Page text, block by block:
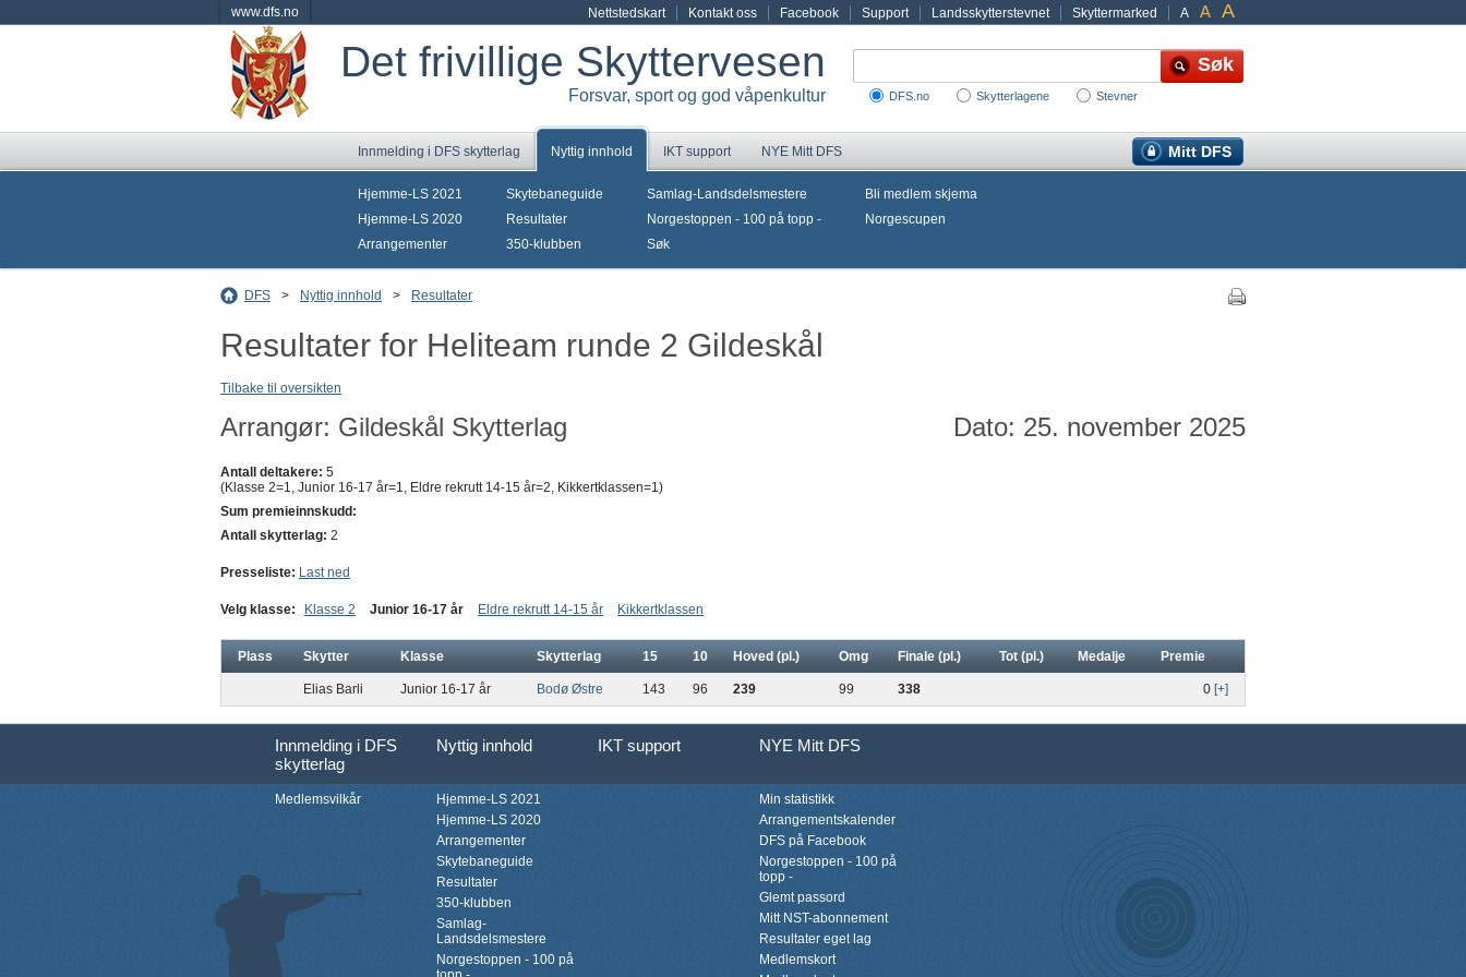
www.dfs.no A A A
Nettstedskart Kontakt oss Facebook Support Landsskytterstevnet Skyttermarked
Det frivillige Skyttervesen
Forsvar, sport og god våpenkultur DFS.no Skytterlagene Stevner
Innmelding i DFS skytterlag Nyttig innhold IKT support Mitt DFS
NYE Mitt DFS
Hjemme-LS 2021
Hjemme-LS 2020
Arrangementer
Skytebaneguide
Resultater
350-klubben
Samlag-Landsdelsmestere
Norgestoppen - 100 på topp -
Søk
Bli medlem skjema
Norgescupen
DFS > Nyttig innhold > Resultater
Resultater for Heliteam runde 2 Gildeskål
Tilbake til oversikten
Arrangør: Gildeskål Skytterlag Dato: 25. november 2025
Antall deltakere: 5
(Klasse 2=1, Junior 16-17 år=1, Eldre rekrutt 14-15 år=2, Kikkertklassen=1)
Sum premieinnskudd:
Antall skytterlag: 2
Presseliste: Last ned
Velg klasse: Klasse 2 Junior 16-17 år Eldre rekrutt 14-15 år Kikkertklassen
Plass Skytter Klasse Skytterlag 15 10 Hoved (pl.) Omg Finale (pl.) Tot (pl.) Medalje Premie
Elias Barli Junior 16-17 år Bodø Østre 143 96 239 99 338 0 [+]
Innmelding i DFS
skytterlag
Nyttig innhold IKT support NYE Mitt DFS
Medlemsvilkår
Hjemme-LS 2021
Hjemme-LS 2020
Arrangementer
Skytebaneguide
Resultater
350-klubben
Samlag-
Landsdelsmestere
Norgestoppen - 100 på
Min statistikk
Arrangementskalender
DFS på Facebook
Norgestoppen - 100 på
topp -
Glemt passord
Mitt NST-abonnement
Resultater eget lag
Medlemskort